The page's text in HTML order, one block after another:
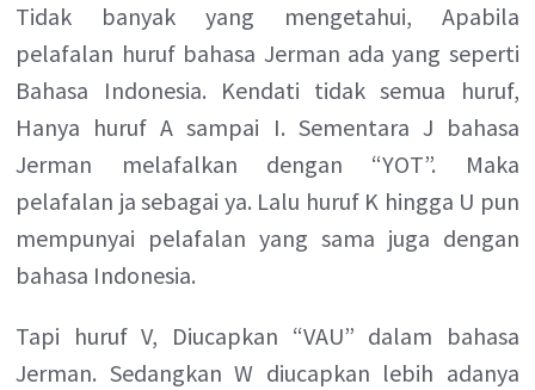
Tidak banyak yang mengetahui, Apabila
pelafalan huruf bahasa Jerman ada yang seperti
Bahasa Indonesia. Kendati tidak semua huruf,
Hanya huruf A sampai I. Sementara J bahasa
Jerman melafalkan dengan “YOT”. Maka
pelafalan ja sebagai ya. Lalu huruf K hingga U pun
mempunyai pelafalan yang sama juga dengan
bahasa Indonesia.
Tapi huruf V, Diucapkan “VAU” dalam bahasa
Jerman. Sedangkan W diucapkan lebih adanya